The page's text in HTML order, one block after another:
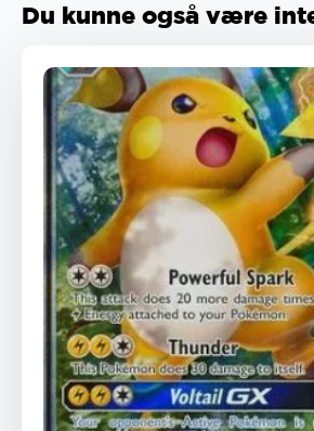
Du kunne også være